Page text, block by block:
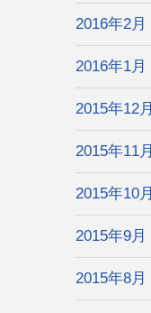
2016年2月
2016年1月
2015年12月
2015年11月
2015年10月
2015年9月
2015年8月